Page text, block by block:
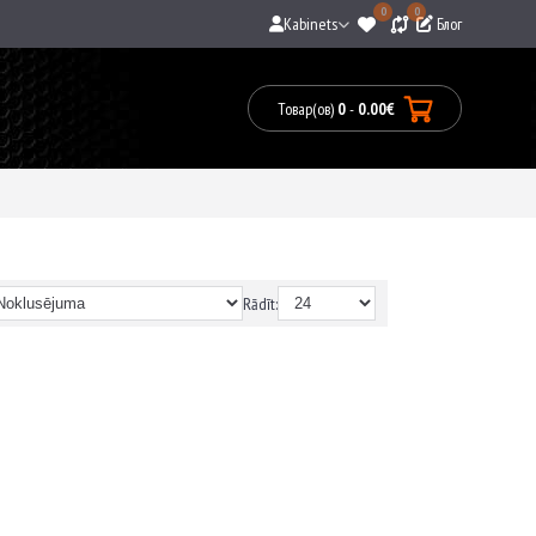
Kabinets
0 0
Блог
Товар(ов) 0- 0.00€
Rādīt: